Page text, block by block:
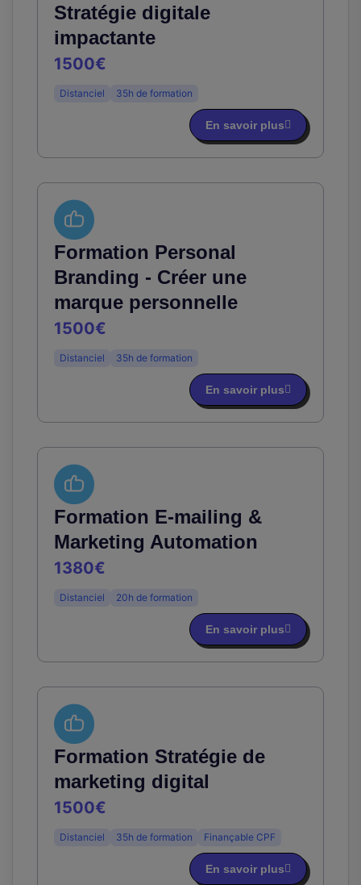
Stratégie digitale
impactante
1500€
Distanciel 35h de formation
En savoir plus
Formation Personal
Branding - Créer une
marque personnelle
1500€
Distanciel 35h de formation
En savoir plus
Formation E-mailing &
Marketing Automation
1380€
Distanciel 20h de formation
En savoir plus
Formation Stratégie de
marketing digital
1500€
Distanciel 35h de formation Finançable CPF
En savoir plus